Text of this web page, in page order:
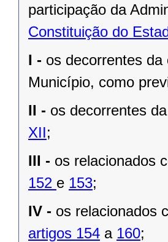
participação da
Constituição do
I - os decorrentes
Município, como
II - os decorrentes
XII;
III - os relacionados
152 e 153;
IV - os relacionados
artigos 154 a 160;